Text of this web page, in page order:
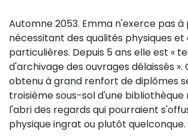
(Documents, études, publications)
Automne 2053. Emma n'exerce pas
nécessitant des qualités physiques et
particulières. Depuis 5 ans elle est «
d'archivage des ouvrages délaissés ».
obtenu à grand renfort de diplômes
troisième sous-sol d'une bibliothèque
l'abri des regards qui pourraient
physique ingrat ou plutôt quelconque.